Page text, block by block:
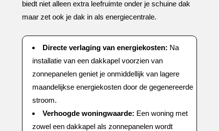
biedt niet alleen extra leefruimte onder je schuine dak
maar zet ook je dak in als energiecentrale.​
Directe verlaging van energiekosten: Na
installatie van een dakkapel voorzien van
zonnepanelen geniet je onmiddellijk van lagere
maandelijkse energiekosten door de gegenereerde
stroom.​
Verhoogde woningwaarde: Een woning met
zowel een dakkapel als zonnepanelen wordt